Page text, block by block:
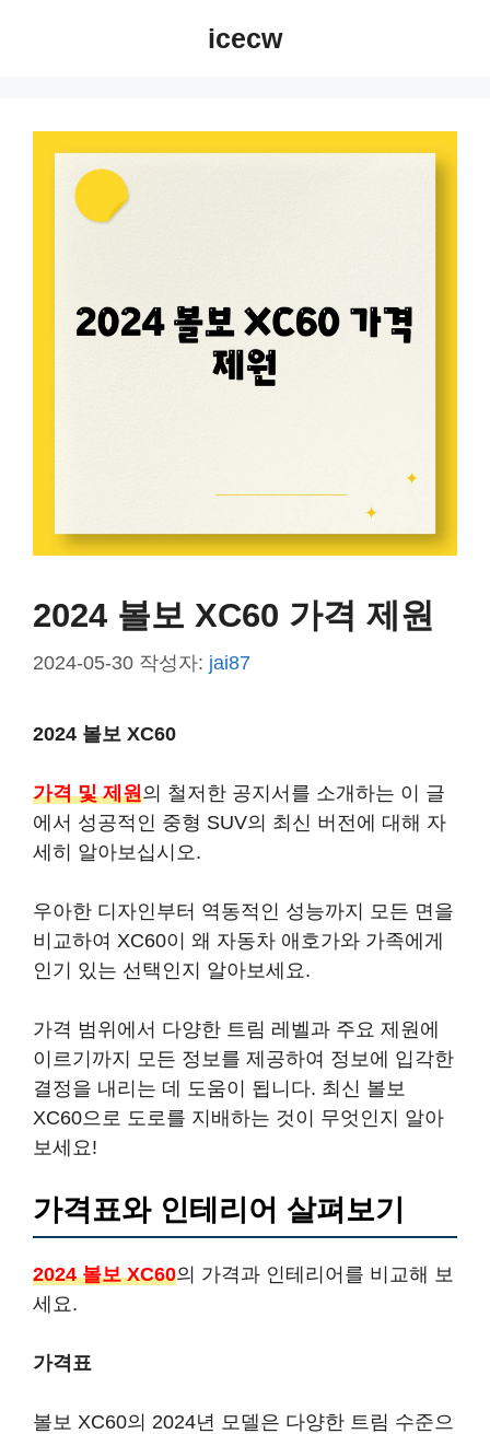
icecw
2024 볼보 XC60 가격 제원
2024-05-30 작성자: jai87
2024 볼보 XC60
가격 및 제원의 철저한 공지서를 소개하는 이 글
에서 성공적인 중형 SUV의 최신 버전에 대해 자
세히 알아보십시오.
우아한 디자인부터 역동적인 성능까지 모든 면을
비교하여 XC60이 왜 자동차 애호가와 가족에게
인기 있는 선택인지 알아보세요.
가격 범위에서 다양한 트림 레벨과 주요 제원에
이르기까지 모든 정보를 제공하여 정보에 입각한
결정을 내리는 데 도움이 됩니다. 최신 볼보
XC60으로 도로를 지배하는 것이 무엇인지 알아
보세요!
가격표와 인테리어 살펴보기
2024 볼보 XC60의 가격과 인테리어를 비교해 보
세요.
가격표
볼보 XC60의 2024년 모델은 다양한 트림 수준으